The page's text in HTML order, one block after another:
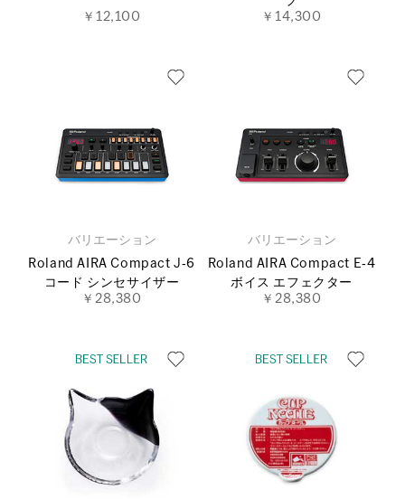
￥12,100
￥14,300
バリエーション
Roland AIRA Compact J‐6
コード シンセサイザー
￥28,380
バリエーション
Roland AIRA Compact E‐4
ボイス エフェクター
￥28,380